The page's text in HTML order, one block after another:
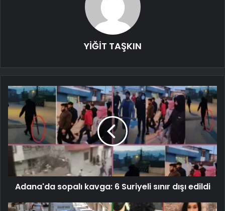
YİĞİT TAŞKIN
Adana'da sopalı kavga: 6 Suriyeli sınır dışı edildi